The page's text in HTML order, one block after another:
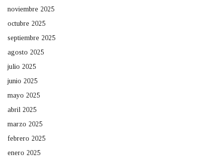
noviembre 2025
octubre 2025
septiembre 2025
agosto 2025
julio 2025
junio 2025
mayo 2025
abril 2025
marzo 2025
febrero 2025
enero 2025